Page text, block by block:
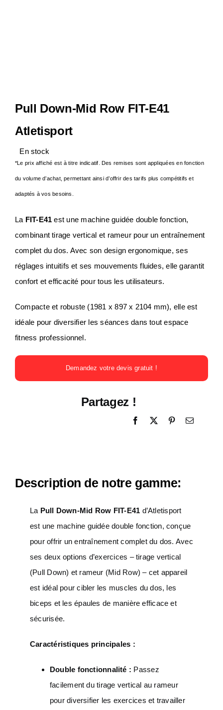
Pull Down-Mid Row FIT-E41
Atletisport
En stock
*Le prix affiché est à titre indicatif. Des remises sont appliquées en fonction
du volume d’achat, permettant ainsi d’offrir des tarifs plus compétitifs et
adaptés à vos besoins.
La FIT-E41 est une machine guidée double fonction,
combinant tirage vertical et rameur pour un entraînement
complet du dos. Avec son design ergonomique, ses
réglages intuitifs et ses mouvements fluides, elle garantit
confort et efficacité pour tous les utilisateurs.
Compacte et robuste (1981 x 897 x 2104 mm), elle est
idéale pour diversifier les séances dans tout espace
fitness professionnel.
Demandez votre devis gratuit !
Partagez !
Description de notre gamme:
La Pull Down-Mid Row FIT-E41 d’Atletisport
est une machine guidée double fonction, conçue
pour offrir un entraînement complet du dos. Avec
ses deux options d’exercices – tirage vertical
(Pull Down) et rameur (Mid Row) – cet appareil
est idéal pour cibler les muscles du dos, les
biceps et les épaules de manière efficace et
sécurisée.
Caractéristiques principales :
Double fonctionnalité : Passez
facilement du tirage vertical au rameur
pour diversifier les exercices et travailler